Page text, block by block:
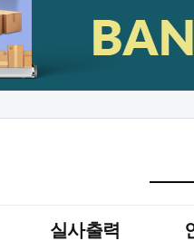
실사출력